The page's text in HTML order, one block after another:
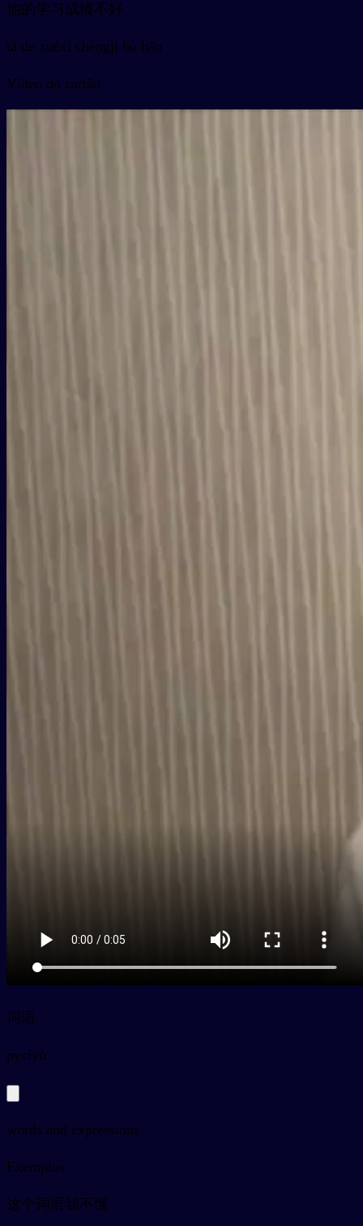
他的学习成绩不好
tā de xuéxí chéngjì bù hǎo
Vídeo do cartão
词语
pycíyǔ
words and expressions
Exemplos
这个词语我不懂